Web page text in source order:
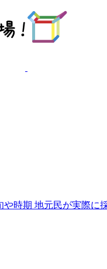
や時期 地元民が実際に